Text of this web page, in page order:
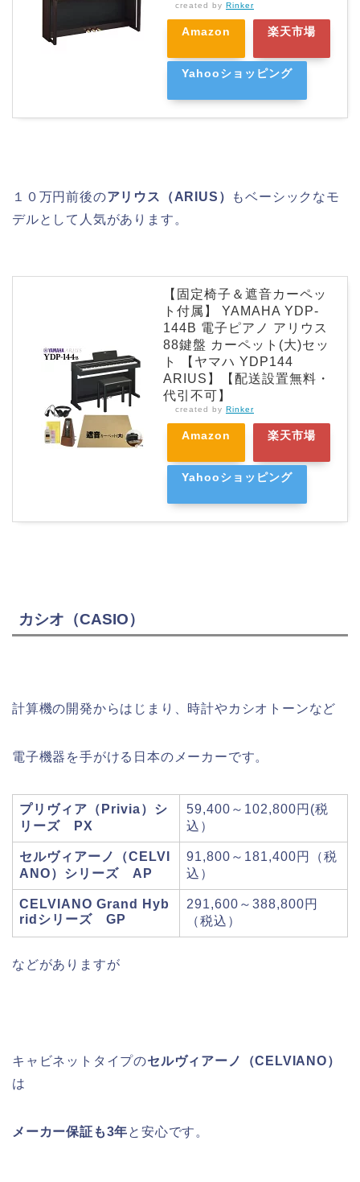
created by Rinker
Amazon 楽天市場
Yahooショッピング
１０万円前後のアリウス（ARIUS）
もベーシックなモ
デルとして人気があります。
【固定椅子＆遮音カーペッ
ト付属】 YAMAHA YDP-
144B 電子ピアノ アリウス
88鍵盤 カーペット(大)セッ
ト 【ヤマハ YDP144
ARIUS】【配送設置無料・
代引不可】
created by Rinker
Amazon 楽天市場
Yahooショッピング
カシオ（CASIO）
計算機の開発からはじまり、時計やカシオトーンなど
電子機器を手がける日本のメーカーです。
プリヴィア（Privia）シ
リーズ
PX
59,400～102,800円(税
込）
セルヴィアーノ（CELVI
ANO）シリーズ
AP
91,800～181,400円（税
込）
CELVIANO Grand Hyb
ridシリーズ
GP
291,600～388,800円
（税込）
などがありますが
キャビネットタイプのセルヴィアーノ（CELVIANO）
は
メーカー保証も3年と安心です。